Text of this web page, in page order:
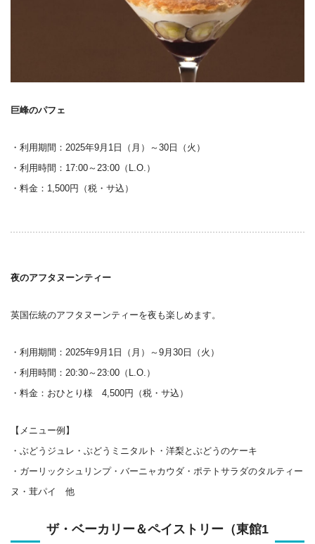
巨峰のパフェ
・利用期間：2025年9月1日（月）～30日（火）
・利用時間：17:00～23:00（L.O.）
・料金：1,500円（税・サ込）
夜のアフタヌーンティー
英国伝統のアフタヌーンティーを夜も楽しめます。
・利用期間：2025年9月1日（月）～9月30日（火）
・利用時間：20:30～23:00（L.O.）
・料金：おひとり様 4,500円（税・サ込）
【メニュー例】
・ぶどうジュレ・ぶどうミニタルト・洋梨とぶどうのケーキ
・ガーリックシュリンプ・バーニャカウダ・ポテトサラダのタルティー
ヌ・茸パイ 他
ザ・ベーカリー＆ペイストリー（東館1